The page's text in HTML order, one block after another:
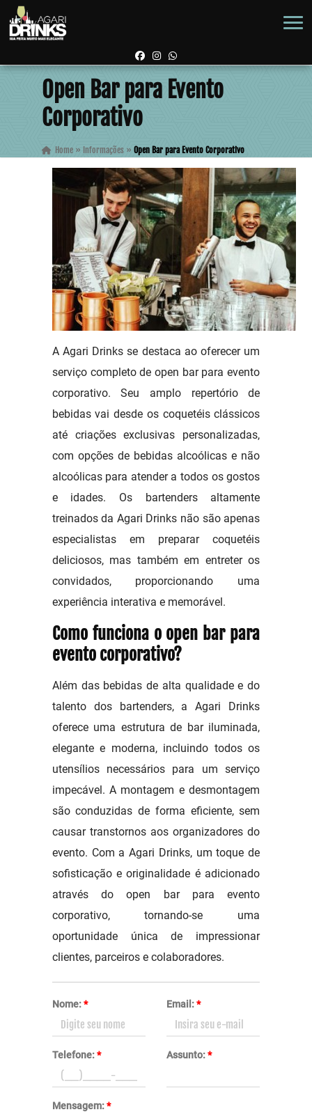
Open Bar para Evento
Corporativo
Home» Informações » Open Bar para Evento Corporativo
A Agari Drinks se destaca ao oferecer um
serviço completo de open bar para evento
corporativo. Seu amplo repertório de
bebidas vai desde os coquetéis clássicos
até criações exclusivas personalizadas,
com opções de bebidas alcoólicas e não
alcoólicas para atender a todos os gostos
e idades. Os bartenders altamente
treinados da Agari Drinks não são apenas
especialistas em preparar coquetéis
deliciosos, mas também em entreter os
convidados, proporcionando uma
experiência interativa e memorável.
Como funciona o open bar para
evento corporativo?
Além das bebidas de alta qualidade e do
talento dos bartenders, a Agari Drinks
oferece uma estrutura de bar iluminada,
elegante e moderna, incluindo todos os
utensílios necessários para um serviço
impecável. A montagem e desmontagem
são conduzidas de forma eficiente, sem
causar transtornos aos organizadores do
evento. Com a Agari Drinks, um toque de
sofisticação e originalidade é adicionado
através do open bar para evento
corporativo, tornando-se uma
oportunidade única de impressionar
clientes, parceiros e colaboradores.
Nome:* Email:*
Telefone:* Assunto:*
Mensagem:*